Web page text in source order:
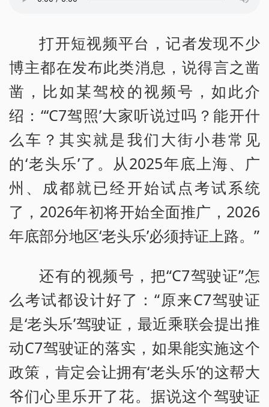
打开短视频平台，记者发现不少
博主都在发布此类消息，说得言之凿
凿，比如某驾校的视频号，如此介
绍：“‘C7驾照’大家听说过吗？能开什
么车？其实就是我们大街小巷常见
的‘老头乐’了。从2025年底上海、广
州、成都就已经开始试点考试系统
了，2026年初将开始全面推广，2026
年底部分地区‘老头乐’必须持证上路。”
还有的视频号，把“C7驾驶证”怎
么考试都设计好了：“原来C7驾驶证
是‘老头乐’驾驶证，最近乘联会提出推
动C7驾驶证的落实，如果能实施这个
政策，肯定会让拥有‘老头乐’的这帮大
爷们心里乐开了花。据说这个驾驶证